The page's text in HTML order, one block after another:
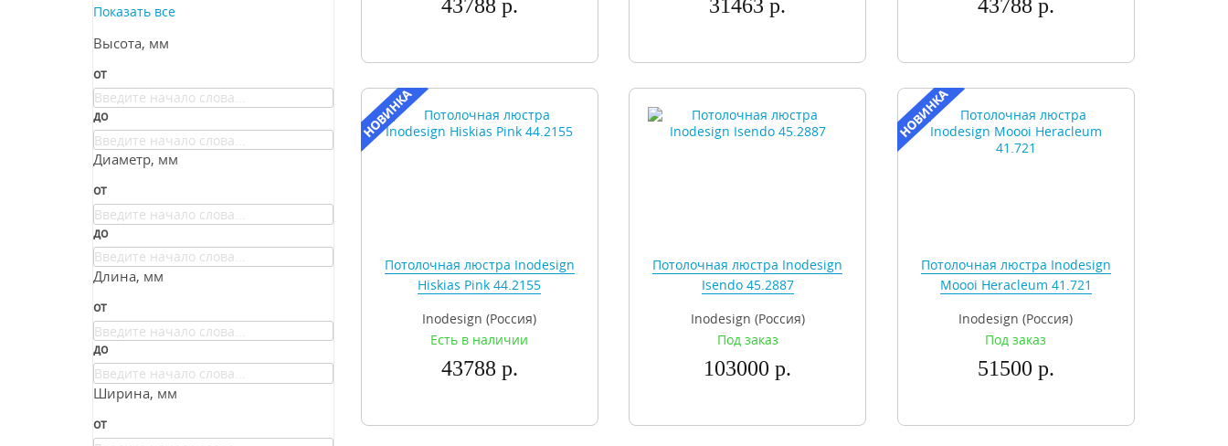
Показать все
Высота, мм
от
до
Диаметр, мм
от
до
Длина, мм
от
до
Ширина, мм
от
43788 р. 31463 р. 43788 р.
Потолочная люстра Inodesign
Hiskias Pink 44.2155
Inodesign (Россия)
Есть в наличии
43788 р.
Потолочная люстра Inodesign
Isendo 45.2887
Inodesign (Россия)
Под заказ
103000 р.
Потолочная люстра Inodesign
Moooi Heracleum 41.721
Inodesign (Россия)
Под заказ
51500 р.